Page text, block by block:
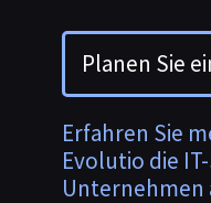
Planen Sie
Erfahren Sie
Evolutio die
Unternehmen